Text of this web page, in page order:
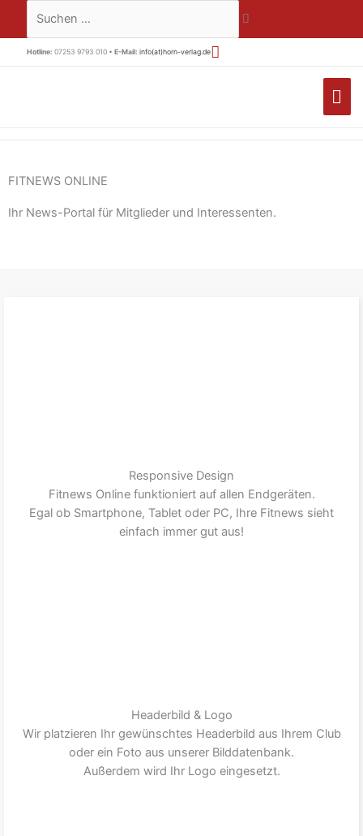
springen
Suchen …
Hotline: 07253 9793 010 • E-Mail: info(at)horn-verlag.de
FITNEWS ONLINE
Ihr News-Portal für Mitglieder und Interessenten.
Responsive Design
Fitnews Online funktioniert auf allen Endgeräten.
Egal ob Smartphone, Tablet oder PC, Ihre Fitnews sieht
einfach immer gut aus!
Headerbild & Logo
Wir platzieren Ihr gewünschtes Headerbild aus Ihrem Club
oder ein Foto aus unserer Bilddatenbank.
Außerdem wird Ihr Logo eingesetzt.